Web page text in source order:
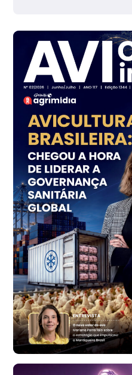
Ovo Branco - Regional
Branco
R$ 145,34
cx
Ovo Vermelho - Regional
Grande São Paulo (SP)
R$ 155,59
cx
Ovo Vermelho - Regional
Vermelho
R$ 159,31
cx
Ovo Branco - Regional
Bastos (SP)
R$ 134,40
cx
Ovo Vermelho - Regional
Bastos (SP)
R$ 147,87
cx
Frango - Indicador